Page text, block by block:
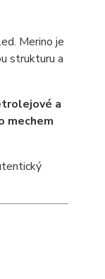
Merino je
strukturu a
a
mechem